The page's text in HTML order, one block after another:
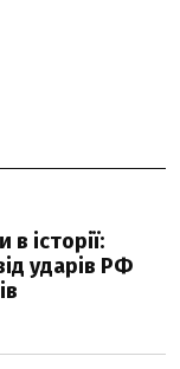
історії:
ударів РФ